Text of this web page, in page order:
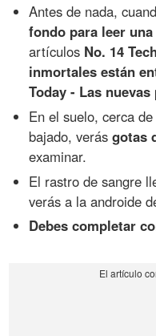
Antes de nada,
fondo para leer
artículos No. 14
inmortales están
Today - Las
En el suelo, cerca
bajado, verásgotas
examinar.
El rastro de sangre
verás a la androide
Debes completar